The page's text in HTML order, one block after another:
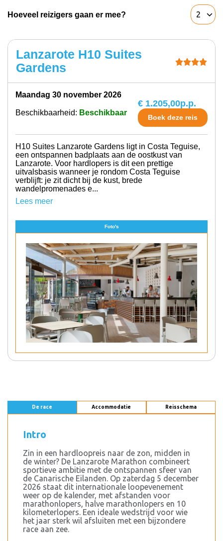
Hoeveel reizigers gaan er mee?
Lanzarote H10 Suites
Gardens
maandag 30 november 2026
Beschikbaarheid: Beschikbaar
€ 1.205,00p.p.
Boek deze reis
H10 Suites Lanzarote Gardens ligt in Costa Teguise,
een ontspannen badplaats aan de oostkust van
Lanzarote. Voor hardlopers is dit een prettige
uitvalsbasis wanneer je rondom Costa Teguise
verblijft: je zit dicht bij de kust, brede
wandelpromenades e...
Lees meer
Foto's
De race Accommodatie Reisschema
Intro
Zin in een hardloopreis naar de zon, midden in
de winter? De Lanzarote Marathon combineert
sportieve ambitie met de ontspannen sfeer van
de Canarische Eilanden. Op zaterdag 5 december
2026 staat dit internationale loopevenement
weer op de kalender, met afstanden voor
marathonlopers, halve marathonlopers en 10
kilometerlopers. Een ideale wedstrijd voor wie
het jaar sterk wil afsluiten met een bijzondere
race aan zee.